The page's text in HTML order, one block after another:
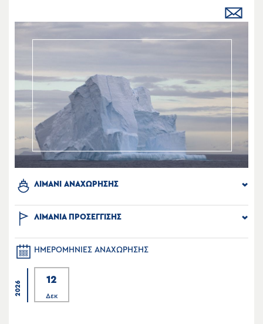
ΛΙΜΑΝΙ ΑΝΑΧΩΡΗΣΗΣ
ΛΙΜΑΝΙΑ ΠΡΟΣΕΓΓΙΣΗΣ
ΗΜΕΡΟΜΗΝΙΕΣ ΑΝΑΧΩΡΗΣΗΣ
2026
12
Δεκ